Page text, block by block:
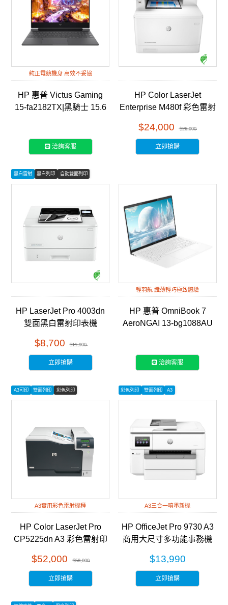
純正電競機身 高效不妥協
HP 惠普 Victus Gaming
15-fa2182TX|黑騎士 15.6
洽詢客服
HP Color LaserJet
Enterprise M480f 彩色雷射
$24,000 $26,000
立即搶購
黑白雷射 黑白列印 自動雙面列印
HP LaserJet Pro 4003dn
雙面黑白雷射印表機
$8,700 $11,900
立即搶購
輕羽航 纖薄輕巧極致體驗
HP 惠普 OmniBook 7
AeroNGAI 13-bg1088AU
洽詢客服
A3可印 雙面列印 彩色列印
A3實用彩色雷射機種
HP Color LaserJet Pro
CP5225dn A3 彩色雷射印
$52,000 $58,000
立即搶購
彩色列印 雙面列印 A3
A3三合一噴墨新機
HP OfficeJet Pro 9730 A3
商用大尺寸多功能事務機
$13,990
立即搶購